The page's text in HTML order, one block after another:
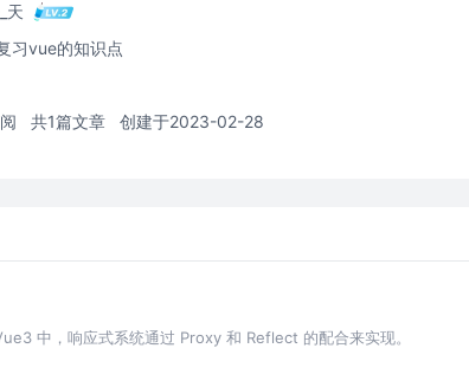
天
习vue的知识点
共1篇文章 创建于2023-02-28
中，响应式系统通过 Proxy 和 Reflect 的配合来实现。